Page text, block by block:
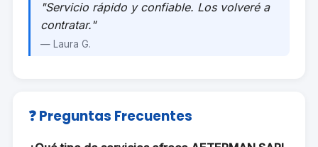
"Servicio rápido y confiable. Los volveré a
contratar."
— Laura G.
❓ Preguntas Frecuentes